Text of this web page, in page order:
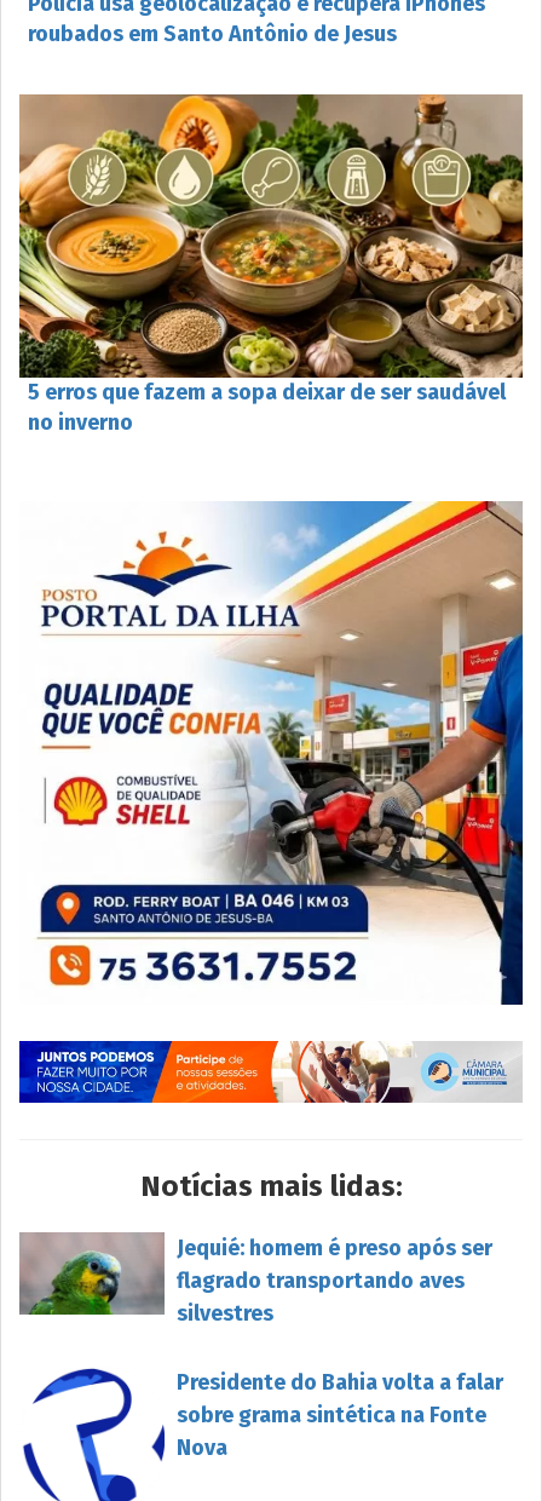
roubados em Santo Antônio de Jesus
5 erros que fazem a sopa deixar de ser saudável
no inverno
Notícias mais lidas:
Jequié: homem é preso após ser
flagrado transportando aves
silvestres
Presidente do Bahia volta a falar
sobre grama sintética na Fonte
Nova